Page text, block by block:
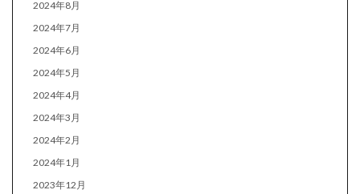
2024年8月
2024年7月
2024年6月
2024年5月
2024年4月
2024年3月
2024年2月
2024年1月
2023年12月